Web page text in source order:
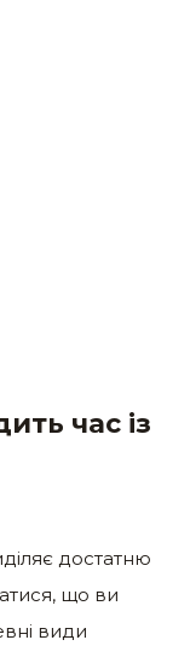
час із
достатню
що ви
види